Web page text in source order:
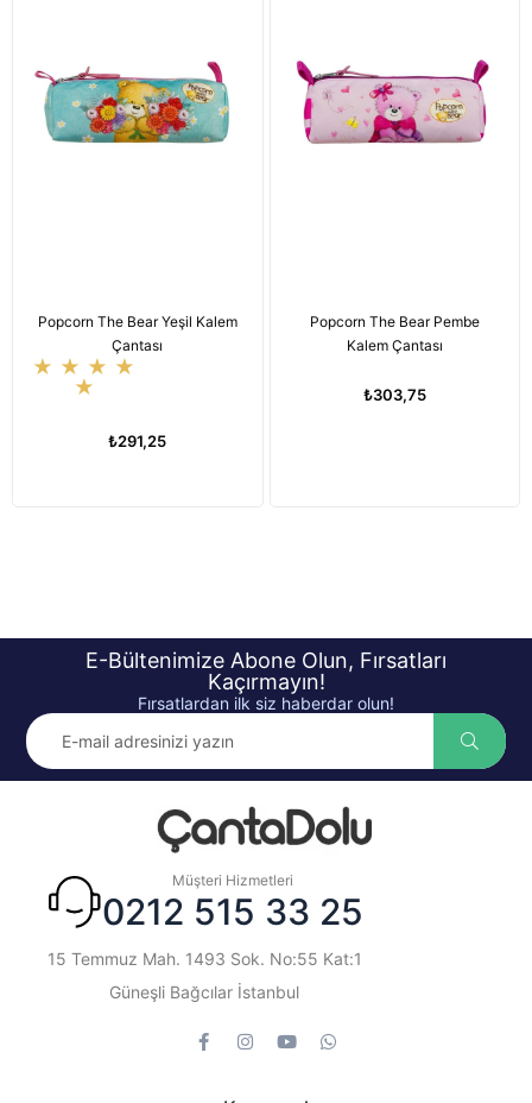
Popcorn The Bear Yeşil Kalem
Çantası
★ ★ ★ ★
★
₺291,25
Popcorn The Bear Pembe
Kalem Çantası
₺303,75
E-Bültenimize Abone Olun, Fırsatları
Kaçırmayın!
Fırsatlardan ilk siz haberdar olun!
Müşteri Hizmetleri
0212 515 33 25
15 Temmuz Mah. 1493 Sok. No:55 Kat:1
Güneşli Bağcılar İstanbul